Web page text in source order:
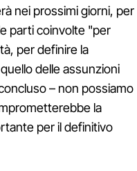
nei prossimi giorni, per
parti coinvolte "per
per definire la
delle assunzioni
– non possiamo
la
per il definitivo